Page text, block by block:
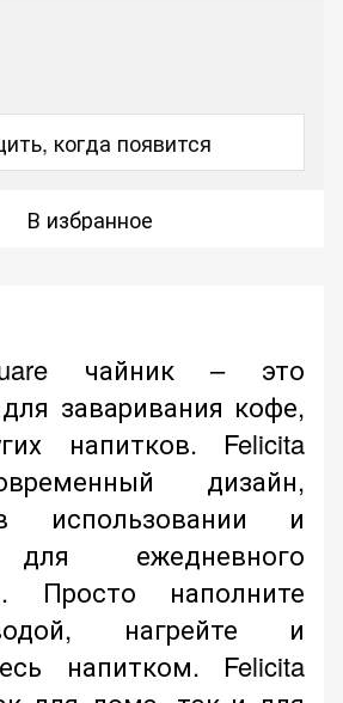
когда появится
В избранное
чайник – это
заваривания кофе,
напитков. Felicita
дизайн,
использовании и
ежедневного
Просто наполните
нагрейте и
напитком. Felicita